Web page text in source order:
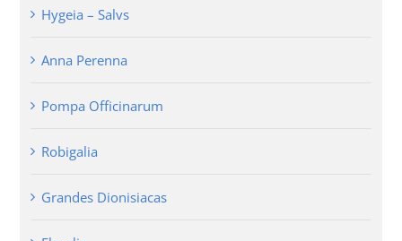
Hygeia – Salvs
Anna Perenna
Pompa Officinarum
Robigalia
Grandes Dionisiacas